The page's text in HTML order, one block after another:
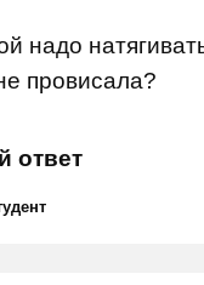
надо
провисала?
ответ